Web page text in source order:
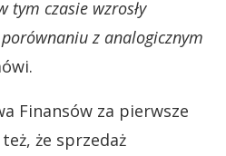
tym czasie wzrosły
z analogicznym
Finansów za pierwsze
że sprzedaż